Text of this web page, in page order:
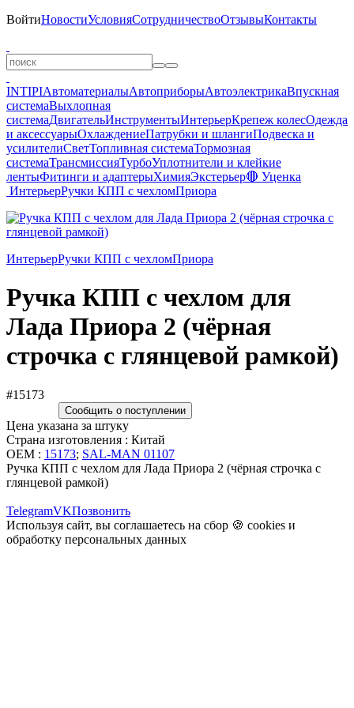
ВойтиНовостиУсловияСотрудничествоОтзывыКонтакты
INTIPIАвтоматериалыАвтоприборыАвтоэлектрикаВпускная
системаВыхлопная
системаДвигательИнструментыИнтерьерКрепеж колесОдежда
и аксессуарыОхлаждениеПатрубки и шлангиПодвеска и
усилителиСветТопливная системаТормозная
системаТрансмиссияТурбоУплотнители и клейкие
лентыФитинги и адаптерыХимияЭкстерьер🔴 Уценка
ИнтерьерРучки КПП c чехломПриора
ИнтерьерРучки КПП c чехломПриора
Ручка КПП c чехлом для
Лада Приора 2 (чёрная
строчка с глянцевой рамкой)
#15173
Сообщить о поступлении
Цена указана за штуку
Страна изготовления : Китай
OEM : 15173; SAL-MAN 01107
Ручка КПП c чехлом для Лада Приора 2 (чёрная строчка с
глянцевой рамкой)
TelegramVKПозвонить
Используя сайт, вы соглашаетесь на сбор 🍪 cookies и
обработку персональных данных